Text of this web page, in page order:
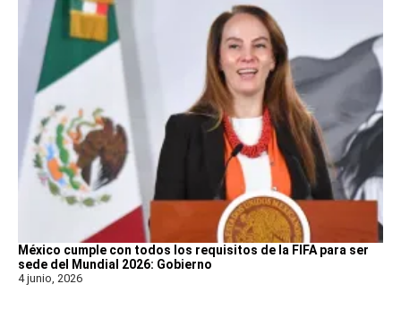
México cumple con todos los requisitos de la FIFA para ser
sede del Mundial 2026: Gobierno
4 junio, 2026